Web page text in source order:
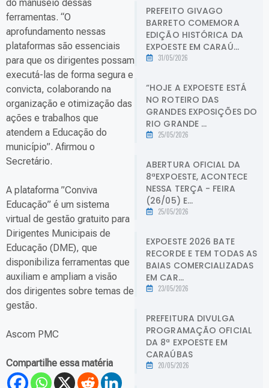
do manuseio dessas
ferramentas. “O
aprofundamento nessas
plataformas são essenciais
para que os dirigentes possam
executá-las de forma segura e
convicta, colaborando na
organização e otimização das
ações e trabalhos que
atendem a Educação do
município”. Afirmou o
Secretário.
A plataforma ”Conviva
Educação” é um sistema
virtual de gestão gratuito para
Dirigentes Municipais de
Educação (DME), que
disponibiliza ferramentas que
auxiliam e ampliam a visão
dos dirigentes sobre temas de
gestão.
Ascom PMC
Compartilhe essa matéria
PREFEITO GIVAGO
BARRETO COMEMORA
EDIÇÃO HISTÓRICA DA
EXPOESTE EM CARAÚ...
31/05/2026
“HOJE A EXPOESTE ESTÁ
NO ROTEIRO DAS
GRANDES EXPOSIÇÕES DO
RIO GRANDE ...
25/05/2026
ABERTURA OFICIAL DA
8ªEXPOESTE, ACONTECE
NESSA TERÇA - FEIRA
(26/05) E...
25/05/2026
EXPOESTE 2026 BATE
RECORDE E TEM TODAS AS
BAIAS COMERCIALIZADAS
EM CAR...
23/05/2026
PREFEITURA DIVULGA
PROGRAMAÇÃO OFICIAL
DA 8ª EXPOESTE EM
CARAÚBAS
20/05/2026